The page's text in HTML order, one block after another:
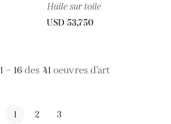
Huile sur toile
USD 53,750
1 – 16 des 41oeuvres d’art
1 2 3